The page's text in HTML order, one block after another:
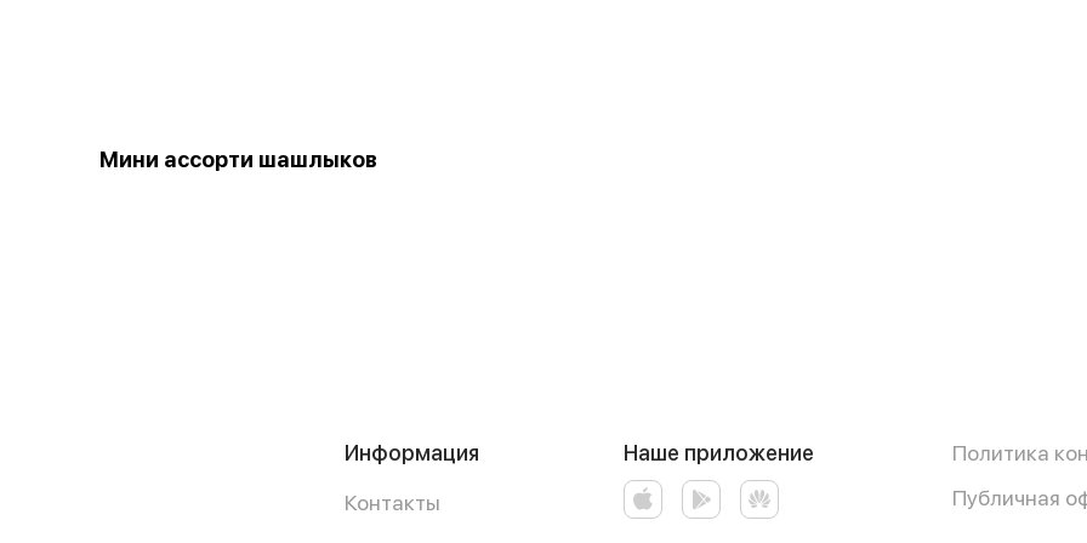
Мини ассорти шашлыков
Информация
Контакты
Наше приложение
Политика
Публичная